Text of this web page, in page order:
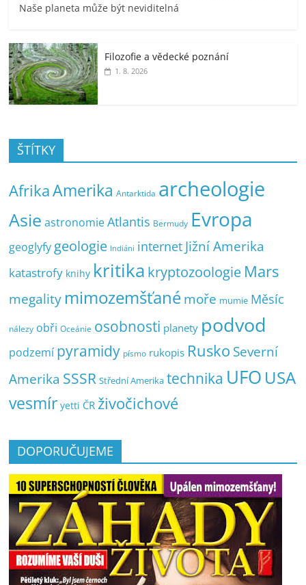
Naše planeta může být neviditelná
Filozofie a vědecké poznání
1. 8. 2026
ŠTÍTKY
AfrikaAmerika Antarktida archeologie
Asie astronomie Atlantis Bermudy Evropa
geoglyfy geologie Indiáni internet Jižní Amerika
katastrofy knihy kritika kryptozoologie Mars
megality mimozemšťanémoře mumie Měsíc
nálezy obři Oceánie osobnosti planety podvod
podzemí pyramidy písmo rukopis Rusko Severní
Amerika SSSR Střední Amerika technika UFO USA
vesmír yetti ČR živočichové
DOPORUČUJEME